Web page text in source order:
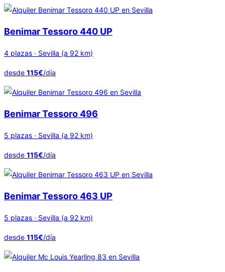
Benimar Tessoro 440 UP
4 plazas · Sevilla (a 92 km)
desde 115€/día
Benimar Tessoro 496
5 plazas · Sevilla (a 92 km)
desde 115€/día
Benimar Tessoro 463 UP
5 plazas · Sevilla (a 92 km)
desde 115€/día